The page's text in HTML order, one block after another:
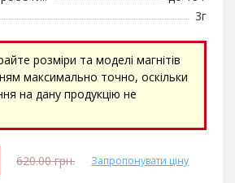
3г
розміри та моделі магнітів
максимально точно, оскільки
на дану продукцію не
620.00 грн. Запропонувати ціну